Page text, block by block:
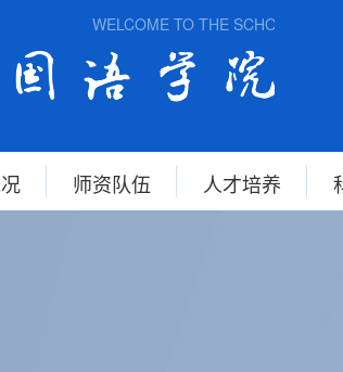
WELCOME TO THE SCHOOL OF
师资队伍 人才培养